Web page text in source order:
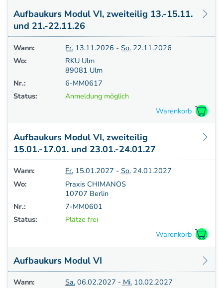
Aufbaukurs Modul VI, zweiteilig 13.-15.11.
und 21.-22.11.26
Wann: Fr.13.11.2026 - So.22.11.2026
Wo:
RKU Ulm
89081 Ulm
Nr.:
6-MM0617
Status:
Anmeldung möglich
Aufbaukurs Modul VI, zweiteilig
15.01.-17.01. und 23.01.-24.01.27
Wann: Fr.15.01.2027 - So.24.01.2027
Wo:
Praxis CHIMANOS
10707 Berlin
Nr.:
7-MM0601
Status:
Plätze frei
Aufbaukurs Modul VI
Wann: Sa.06.02.2027 - Mi.10.02.2027